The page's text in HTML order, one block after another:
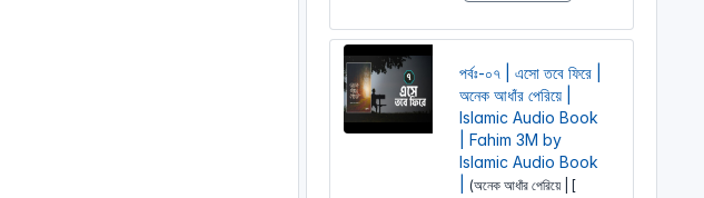
পর্বঃ-০৭ | এসো তবে ফিরে |
অনেক আধাঁর পেরিয়ে |
Islamic Audio Book
| Fahim 3M by
Islamic Audio Book
(অনেক আধাঁর পেরিয়ে | [